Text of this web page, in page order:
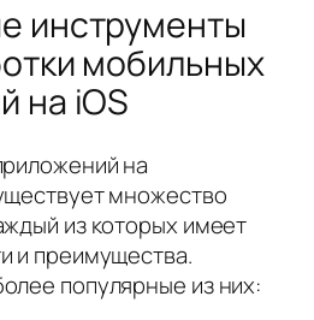
инструменты
мобильных
на iOS
на
множество
из которых имеет
и преимущества.
популярные из них: